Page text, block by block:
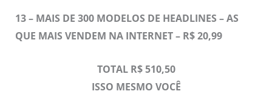
13 – MAIS DE 300 MODELOS DE HEADLINES – AS
QUE MAIS VENDEM NA INTERNET – R$ 20,99
TOTAL R$ 510,50
ISSO MESMO VOCÊ